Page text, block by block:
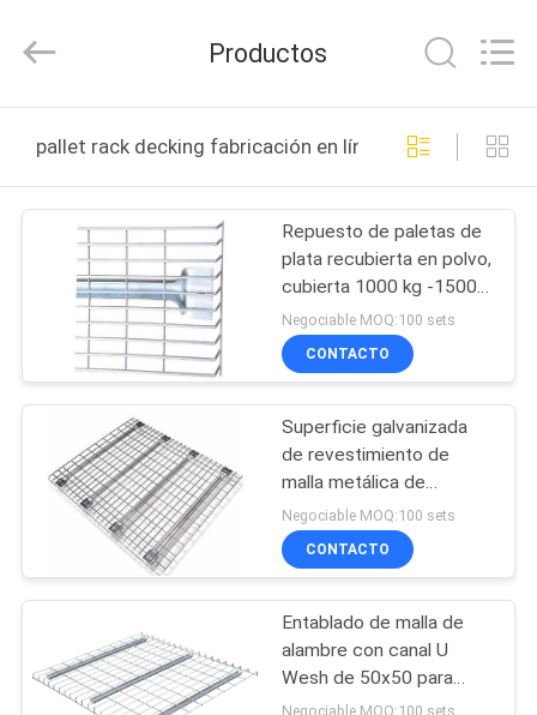
PRODUCTOS
SOBRE
NOSOTROS
VIAJE
FÁBRICA
CONTROL
CALIDAD
Developed
Productos
pallet rack decking fabricación en línea
Repuesto de paletas de
plata recubierta en polvo,
cubierta 1000 kg -1500
kg Carga
Negociable MOQ:100 sets
CONTACTO
Superficie galvanizada
de revestimiento de
malla metálica de
600x800 para palés de
palés de vigas de caja
Negociable MOQ:100 sets
CONTACTO
Entablado de malla de
alambre con canal U
Wesh de 50x50 para
estanterías de palets de
Negociable MOQ:100 sets